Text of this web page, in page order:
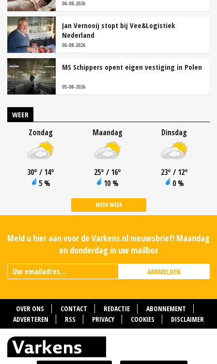
06-08-2026
Jan Vernooij stopt bij Vee&Logistiek
Nederland
06-08-2026
MS Schippers opent eigen vestiging in Polen
05-08-2026
WEER
Zondag
30° / 14°
5 %
Maandag
25° / 16°
10 %
Dinsdag
23° / 12°
0 %
MEER WEER
Meld u hier aan voor de Varkens.nl nieuwsbrief! Maandag
en donderdag in uw mailbox
AANMELDEN
OVER ONS CONTACT REDACTIE
ABONNEMENT
ADVERTEREN
RSS PRIVACY COOKIES DISCLAIMER